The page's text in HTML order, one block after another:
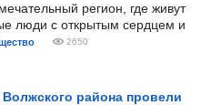
регион, где живут
люди с открытым сердцем и
2650
района провели